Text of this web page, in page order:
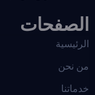
الصفحات
الرئيسية
من نحن
خدماتنا